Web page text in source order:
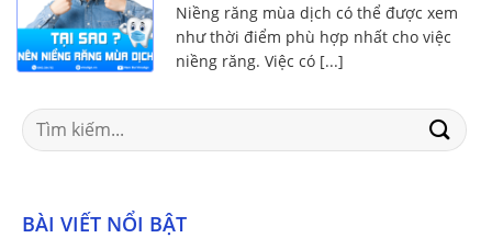
Niềng răng mùa dịch có thể được xem
như thời điểm phù hợp nhất cho việc
niềng răng. Việc có [...]
Search
for:
BÀI VIẾT NỔI BẬT